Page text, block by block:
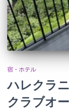
宿・ホテル
ハレクラ
クラブオ